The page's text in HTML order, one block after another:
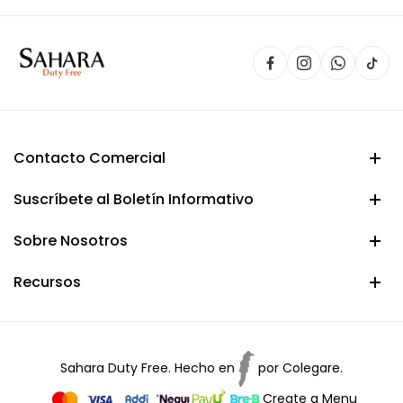
Contacto Comercial
Suscríbete al Boletín Informativo
Sobre Nosotros
Recursos
Sahara Duty Free. Hecho en por Colegare.
Create a Menu